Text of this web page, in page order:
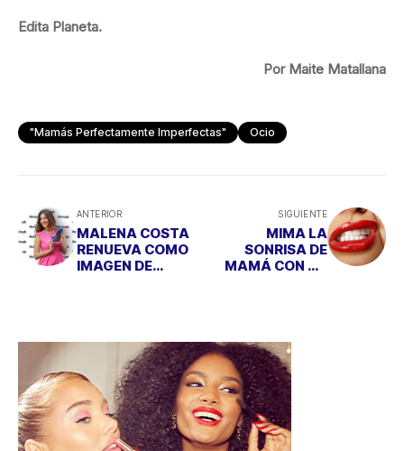
Edita Planeta.
Por Maite Matallana
"Mamás Perfectamente Imperfectas" Ocio
ANTERIOR
MALENA COSTA
RENUEVA COMO
IMAGEN DE
SIGUIENTE
MIMA LA
SONRISA DE
MAMÁ CON UN